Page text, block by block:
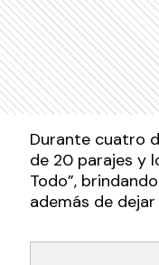
Durante cuatro
de 20 parajes y
Todo”,
además de